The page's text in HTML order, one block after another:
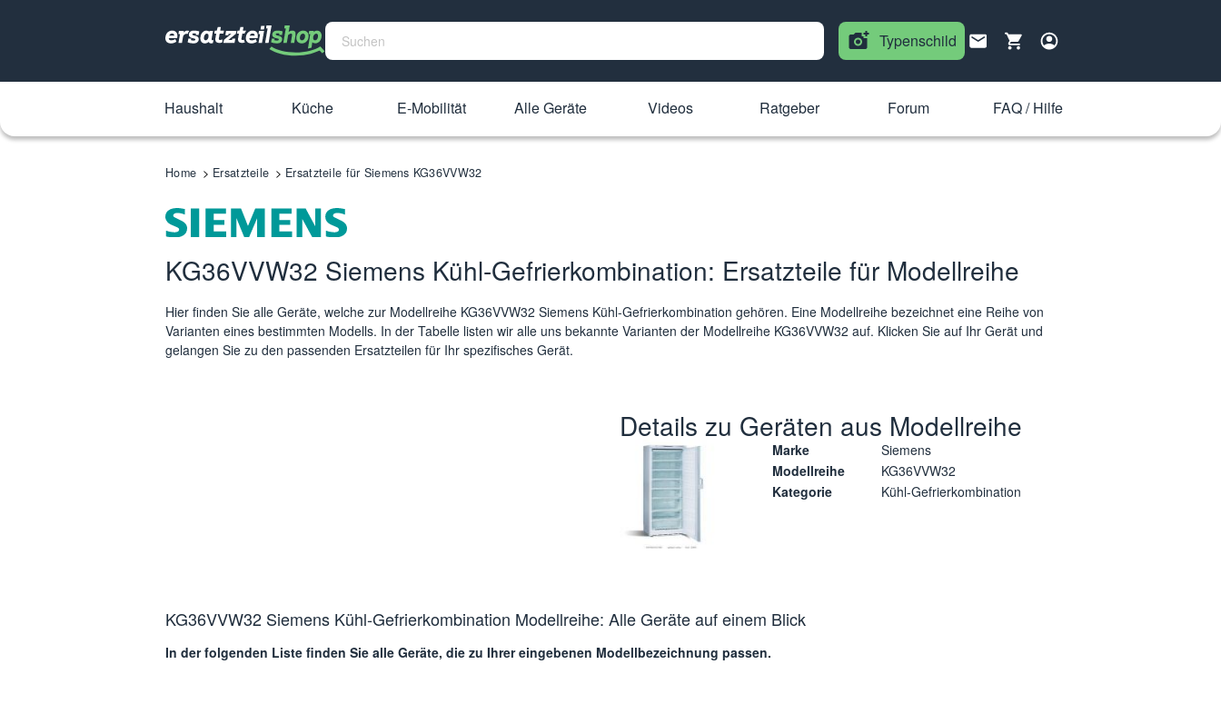
Typenschild
Haushalt Küche E-Mobilität Alle Geräte Videos Ratgeber Forum FAQ / Hilfe
Home Ersatzteile Ersatzteile für Siemens KG36VVW32
KG36VVW32 Siemens Kühl-Gefrierkombination: Ersatzteile für Modellreihe
Hier finden Sie alle Geräte, welche zur Modellreihe KG36VVW32 Siemens Kühl-Gefrierkombination gehören. Eine Modellreihe bezeichnet eine Reihe von
Varianten eines bestimmten Modells. In der Tabelle listen wir alle uns bekannte Varianten der Modellreihe KG36VVW32 auf. Klicken Sie auf Ihr Gerät und
gelangen Sie zu den passenden Ersatzteilen für Ihr spezifisches Gerät.
Details zu Geräten aus Modellreihe
Marke
Siemens
Modellreihe
KG36VVW32
Kategorie
Kühl-Gefrierkombination
KG36VVW32 Siemens Kühl-Gefrierkombination Modellreihe: Alle Geräte auf einem Blick
In der folgenden Liste finden Sie alle Geräte, die zu Ihrer eingebenen Modellbezeichnung passen.